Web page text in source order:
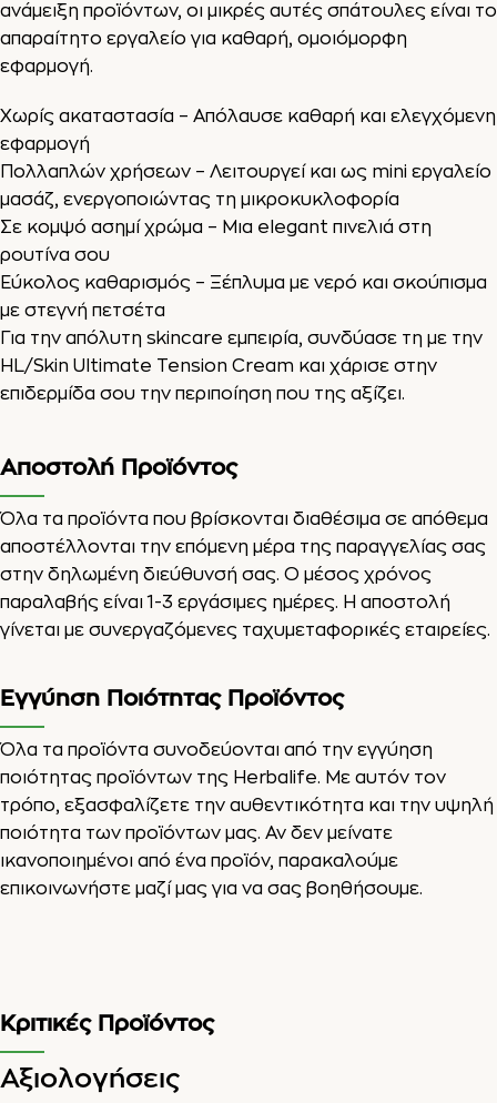
ανάμειξη προϊόντων, οι μικρές αυτές σπάτουλες είναι το
απαραίτητο εργαλείο για καθαρή, ομοιόμορφη
εφαρμογή.
Χωρίς ακαταστασία – Απόλαυσε καθαρή και ελεγχόμενη
εφαρμογή
Πολλαπλών χρήσεων – Λειτουργεί και ως mini εργαλείο
μασάζ, ενεργοποιώντας τη μικροκυκλοφορία
Σε κομψό ασημί χρώμα – Μια elegant πινελιά στη
ρουτίνα σου
Εύκολος καθαρισμός – Ξέπλυμα με νερό και σκούπισμα
με στεγνή πετσέτα
Για την απόλυτη skincare εμπειρία, συνδύασε τη με την
HL/Skin Ultimate Tension Cream και χάρισε στην
επιδερμίδα σου την περιποίηση που της αξίζει.
Αποστολή Προϊόντος
Όλα τα προϊόντα που βρίσκονται διαθέσιμα σε απόθεμα
αποστέλλονται την επόμενη μέρα της παραγγελίας σας
στην δηλωμένη διεύθυνσή σας. Ο μέσος χρόνος
παραλαβής είναι 1-3 εργάσιμες ημέρες. Η αποστολή
γίνεται με συνεργαζόμενες ταχυμεταφορικές εταιρείες.
Εγγύηση Ποιότητας Προϊόντος
Όλα τα προϊόντα συνοδεύονται από την εγγύηση
ποιότητας προϊόντων της Herbalife. Με αυτόν τον
τρόπο, εξασφαλίζετε την αυθεντικότητα και την υψηλή
ποιότητα των προϊόντων μας. Αν δεν μείνατε
ικανοποιημένοι από ένα προϊόν, παρακαλούμε
επικοινωνήστε μαζί μας για να σας βοηθήσουμε.
Κριτικές Προϊόντος
Αξιολογήσεις